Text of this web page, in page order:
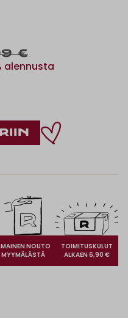
€
alennusta
NOUTO
MYYMÄLÄSTÄ
TOIMITUSKULUT
ALKAEN 6,90 €